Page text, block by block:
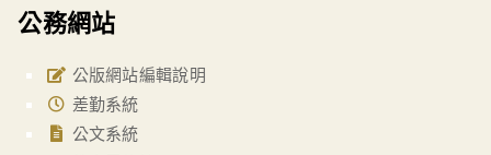
公務網站
公版網站編輯說明
差勤系統
公文系統